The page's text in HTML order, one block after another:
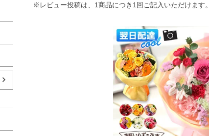
※レビュー投稿は、1商品につき1回ご記入いただけます。